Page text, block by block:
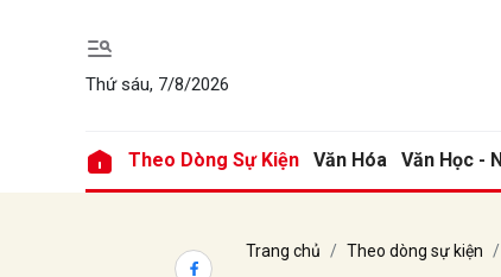
Thứ sáu, 7/8/2026
Theo Dòng Sự Kiện Văn Hóa Văn Học -
Trang chủ Theo dòng sự kiện